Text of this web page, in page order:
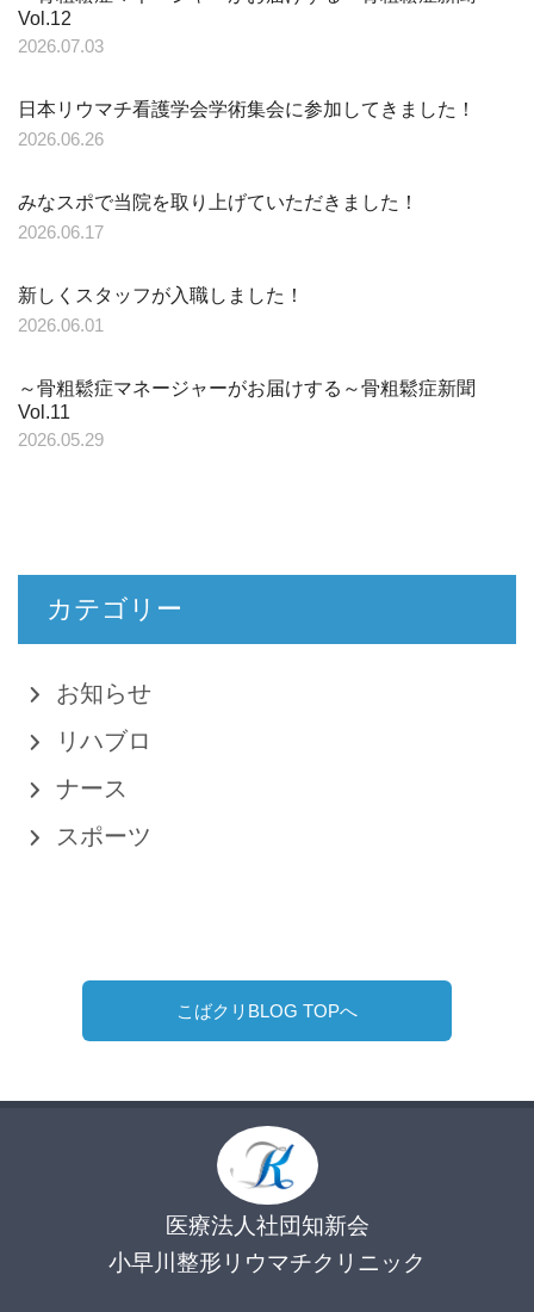
Vol.12
2026.07.03
日本リウマチ看護学会学術集会に参加してきました！
2026.06.26
みなスポで当院を取り上げていただきました！
2026.06.17
新しくスタッフが入職しました！
2026.06.01
～骨粗鬆症マネージャーがお届けする～骨粗鬆症新聞
Vol.11
2026.05.29
カテゴリー
お知らせ
リハブロ
ナース
スポーツ
こばクリBLOG TOPへ
医療法人社団知新会
小早川整形リウマチクリニック